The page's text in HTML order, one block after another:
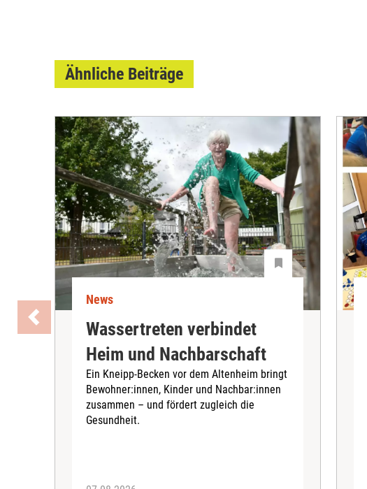
Ähnliche Beiträge
News
Wassertreten verbindet
Heim und Nachbarschaft
Ein Kneipp-Becken vor dem Altenheim bringt
Bewohner:innen, Kinder und Nachbar:innen
zusammen – und fördert zugleich die
Gesundheit.